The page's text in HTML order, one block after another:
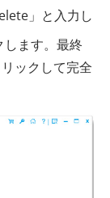
」と入力し
ます。最終
ックして完全